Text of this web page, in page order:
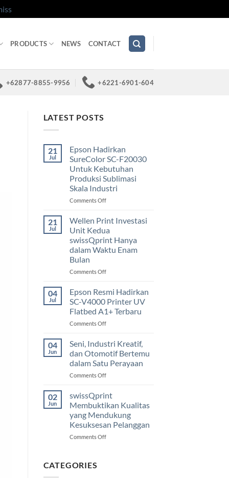
PRODUCTS NEWS CONTACT
+62877-8855-9956 +6221-6901-604
LATEST POSTS
21
Jul
Epson Hadirkan
SureColor SC-F20030
Untuk Kebutuhan
Produksi Sublimasi
Skala Industri
Comments Offon
Hadirkan
SureColor
SC-
F20030
Untuk
Produksi
Industri
21
Jul
Wellen Print Investasi
Unit Kedua
swissQprint Hanya
dalam Waktu Enam
Bulan
Comments Offon
Print
Investasi
Unit
Kedua
swissQprint
dalam
Enam
Bulan
04
Jul
Epson Resmi Hadirkan
SC-V4000 Printer UV
Flatbed A1+ Terbaru
Comments Offon
Resmi
Hadirkan
SC-
V4000
Printer
Flatbed
Terbaru
04
Jun
Seni, Industri Kreatif,
dan Otomotif Bertemu
dalam Satu Perayaan
Comments Offon
Industri
Kreatif,
dan
Otomotif
Bertemu
dalam
02
Jun
swissQprint
Membuktikan Kualitas
yang Mendukung
Kesuksesan Pelanggan
Comments Offon
CATEGORIES